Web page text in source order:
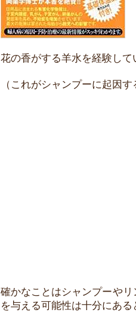
花の香がする羊水を経験して
（これがシャンプーに起因す
確かなことはシャンプーや
を与える可能性は十分にある